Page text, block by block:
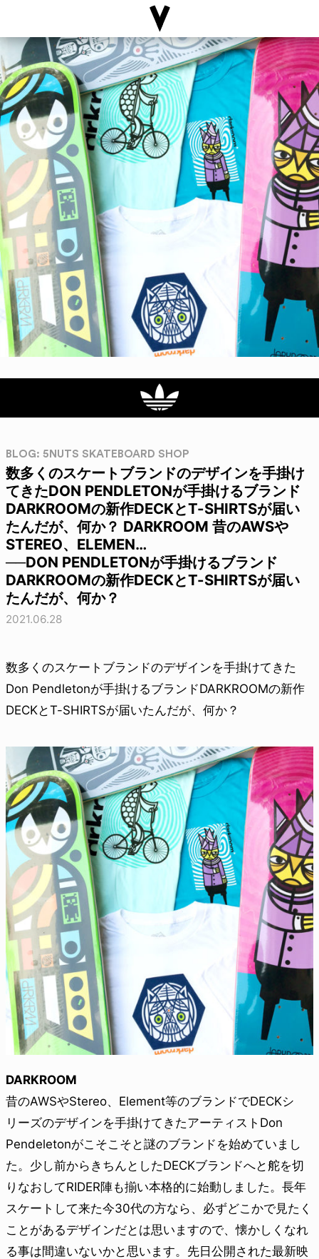
BLOG: 5NUTS SKATEBOARD SHOP
数多くのスケートブランドのデザインを手掛け
てきたDON PENDLETONが手掛けるブランド
DARKROOMの新作DECKとT-SHIRTSが届い
たんだが、何か？ DARKROOM 昔のAWSや
STEREO、ELEMEN…
──DON PENDLETONが手掛けるブランド
DARKROOMの新作DECKとT-SHIRTSが届い
たんだが、何か？
2021.06.28
数多くのスケートブランドのデザインを手掛けてきた
Don Pendletonが手掛けるブランドDARKROOMの新作
DECKとT-SHIRTSが届いたんだが、何か？
DARKROOM
昔のAWSやStereo、Element等のブランドでDECKシ
リーズのデザインを手掛けてきたアーティストDon
Pendeletonがこそこそと謎のブランドを始めていまし
た。少し前からきちんとしたDECKブランドへと舵を切
りなおしてRIDER陣も揃い本格的に始動しました。長年
スケートして来た今30代の方なら、必ずどこかで見たく
ことがあるデザインだとは思いますので、懐かしくなれ
る事は間違いないかと思います。先日公開された最新映